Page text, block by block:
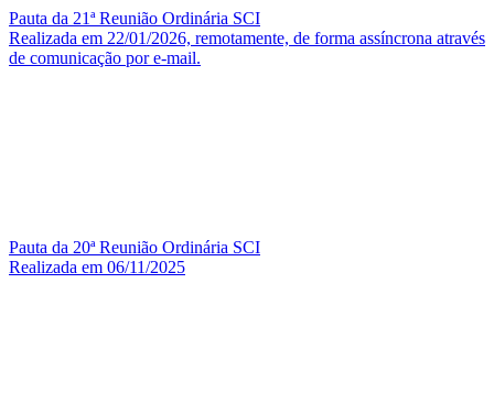
Pauta da 21ª Reunião Ordinária SCI
Realizada em 22/01/2026, remotamente, de forma assíncrona através
de comunicação por e-mail.
Pauta da 20ª Reunião Ordinária SCI
Realizada em 06/11/2025